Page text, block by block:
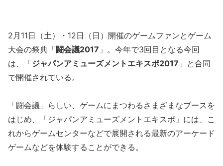
2月11日（土）・12日（日）開催のゲームファンとゲーム
大会の祭典「闘会議2017 」。今年で3回目となる今回
は、「ジャパンアミューズメントエキスポ2017 」と合同
で開催されている。
「闘会議」らしい、ゲームにまつわるさまざまなブースを
はじめ、「ジャパンアミューズメントエキスポ」には、こ
れからゲームセンターなどで展開される最新のアーケード
ゲームなどを体験することができる。